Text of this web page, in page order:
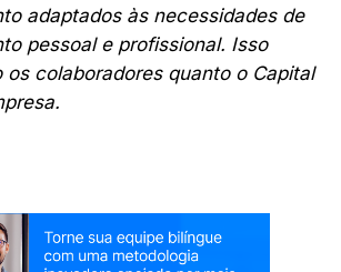
adaptados às necessidades de
pessoal e profissional. Isso
colaboradores quanto o Capital